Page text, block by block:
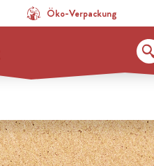
Öko-Verpackung